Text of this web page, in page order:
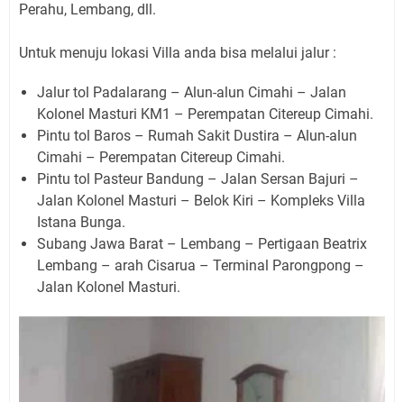
Perahu, Lembang, dll.
Untuk menuju lokasi Villa anda bisa melalui jalur :
Jalur tol Padalarang – Alun-alun Cimahi – Jalan
Kolonel Masturi KM1 – Perempatan Citereup Cimahi.
Pintu tol Baros – Rumah Sakit Dustira – Alun-alun
Cimahi – Perempatan Citereup Cimahi.
Pintu tol Pasteur Bandung – Jalan Sersan Bajuri –
Jalan Kolonel Masturi – Belok Kiri – Kompleks Villa
Istana Bunga.
Subang Jawa Barat – Lembang – Pertigaan Beatrix
Lembang – arah Cisarua – Terminal Parongpong –
Jalan Kolonel Masturi.